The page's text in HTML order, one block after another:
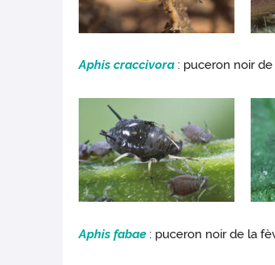
Aphis craccivora : puceron noir
Aphis fabae : puceron noir de la